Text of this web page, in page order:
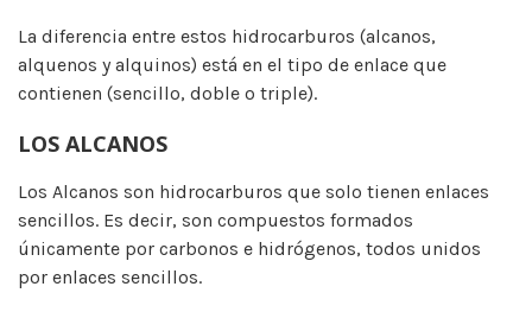
La diferencia entre estos hidrocarburos (alcanos,
alquenos y alquinos) está en el tipo de enlace que
contienen (sencillo, doble o triple).
LOS ALCANOS
Los Alcanos son hidrocarburos que solo tienen enlaces
sencillos. Es decir, son compuestos formados
únicamente por carbonos e hidrógenos, todos unidos
por enlaces sencillos.